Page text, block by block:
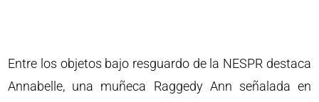
Entre los objetos bajo resguardo de la NESPR destaca
Annabelle, una muñeca Raggedy Ann señalada en